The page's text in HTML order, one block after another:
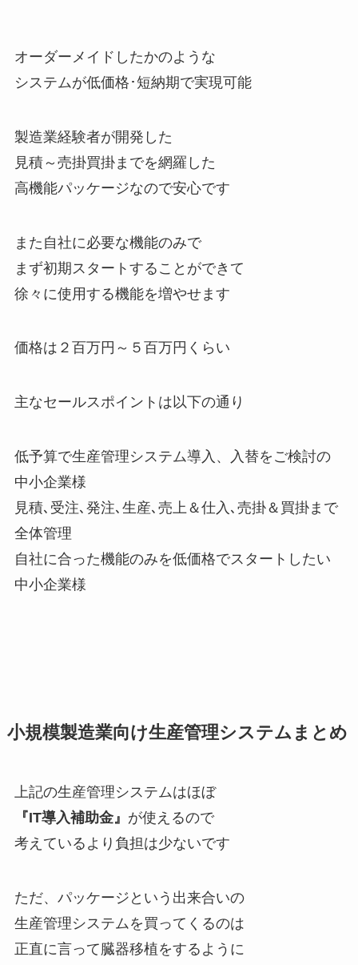
オーダーメイドしたかのような
システムが低価格･短納期で実現可能
製造業経験者が開発した
見積～売掛買掛までを網羅した
高機能パッケージなので安心です
また自社に必要な機能のみで
まず初期スタートすることができて
徐々に使用する機能を増やせます
価格は２百万円～５百万円くらい
主なセールスポイントは以下の通り
低予算で生産管理システム導入、入替をご検討の
中小企業様
見積､受注､発注､生産､売上＆仕入､売掛＆買掛まで
全体管理
自社に合った機能のみを低価格でスタートしたい
中小企業様
小規模製造業向け生産管理システムまとめ
上記の生産管理システムはほぼ
『IT導入補助金』 が使えるので
考えているより負担は少ないです
ただ、パッケージという出来合いの
生産管理システムを買ってくるのは
正直に言って臓器移植をするように